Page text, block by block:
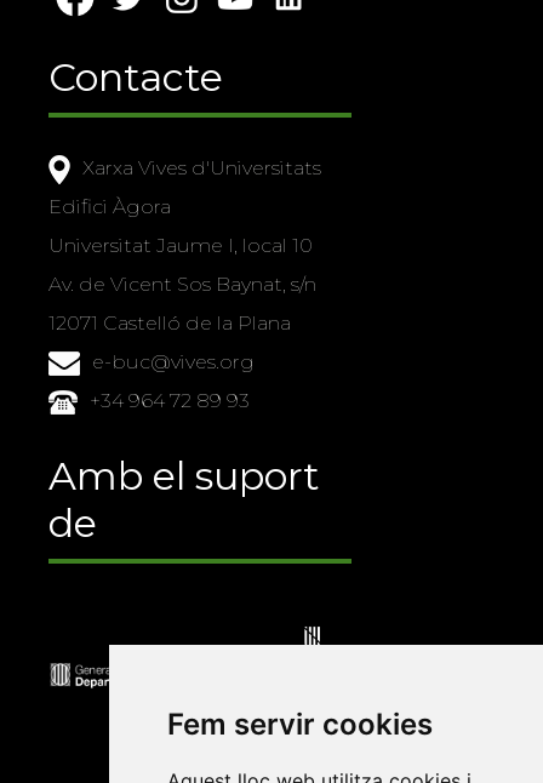
Fem servir cookies
Contacte
Xarxa Vives d'Universitats
Edifici Àgora
Universitat Jaume I, local 10
Av. de Vicent Sos Baynat, s/n
12071 Castelló de la Plana
e-buc@vives.org
+34 964 72 89 93
Amb el suport
de